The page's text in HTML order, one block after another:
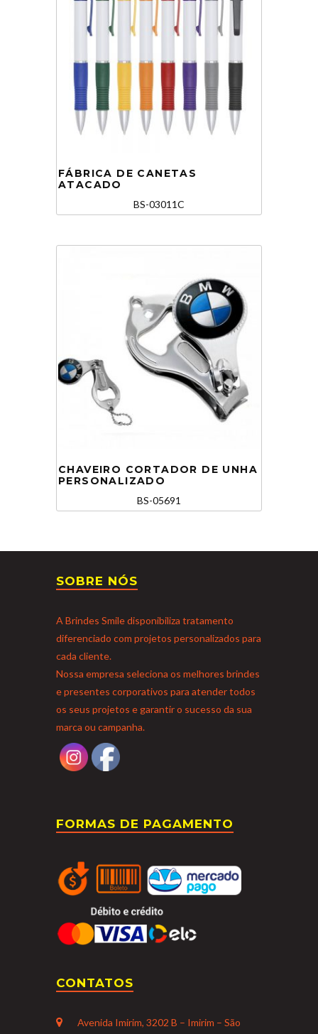
FÁBRICA DE CANETAS
ATACADO
BS-03011C
CHAVEIRO CORTADOR DE UNHA
PERSONALIZADO
BS-05691
SOBRE NÓS
A Brindes Smile disponibiliza tratamento
diferenciado com projetos personalizados para
cada cliente.
Nossa empresa seleciona os melhores brindes
e presentes corporativos para atender todos
os seus projetos e garantir o sucesso da sua
marca ou campanha.
FORMAS DE PAGAMENTO
CONTATOS
Avenida Imirim, 3202 B – Imirim – São